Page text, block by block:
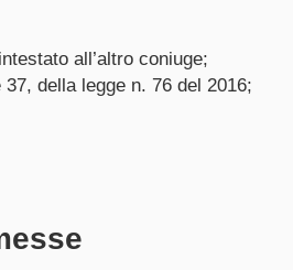
all’altro coniuge;
della legge n. 76 del 2016;